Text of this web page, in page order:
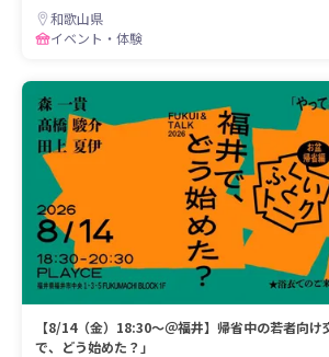
和歌山県
イベント・体験
【8/14（金）18:30～＠福井】帰省中の若者向け
で、どう始めた？」